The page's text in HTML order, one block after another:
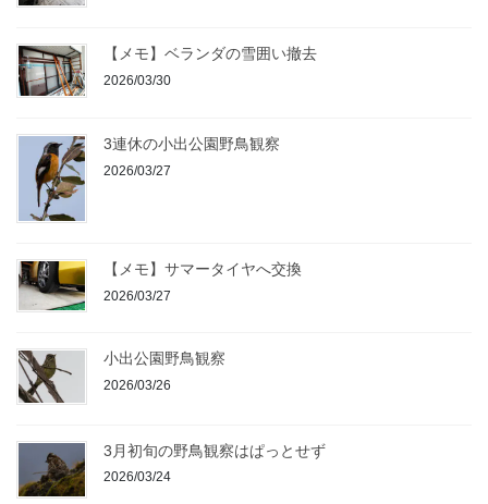
【メモ】ベランダの雪囲い撤去
2026/03/30
3連休の小出公園野鳥観察
2026/03/27
【メモ】サマータイヤへ交換
2026/03/27
小出公園野鳥観察
2026/03/26
3月初旬の野鳥観察はぱっとせず
2026/03/24